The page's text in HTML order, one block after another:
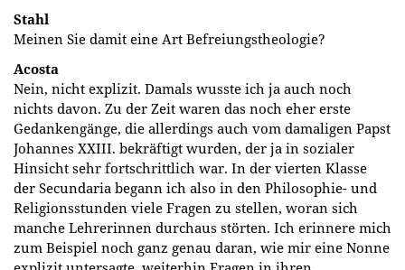
Stahl
Meinen Sie damit eine Art Befreiungstheologie?
Acosta
Nein, nicht explizit. Damals wusste ich ja auch noch
nichts davon. Zu der Zeit waren das noch eher erste
Gedankengänge, die allerdings auch vom damaligen Papst
Johannes XXIII. bekräftigt wurden, der ja in sozialer
Hinsicht sehr fortschrittlich war. In der vierten Klasse
der Secundaria begann ich also in den Philosophie- und
Religionsstunden viele Fragen zu stellen, woran sich
manche Lehrerinnen durchaus störten. Ich erinnere mich
zum Beispiel noch ganz genau daran, wie mir eine Nonne